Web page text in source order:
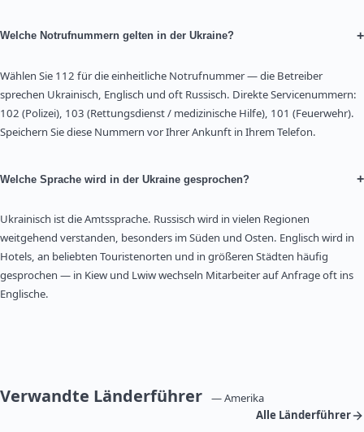
Welche Notrufnummern gelten in der Ukraine? +
Wählen Sie 112 für die einheitliche Notrufnummer — die Betreiber
sprechen Ukrainisch, Englisch und oft Russisch. Direkte Servicenummern:
102 (Polizei), 103 (Rettungsdienst / medizinische Hilfe), 101 (Feuerwehr).
Speichern Sie diese Nummern vor Ihrer Ankunft in Ihrem Telefon.
Welche Sprache wird in der Ukraine gesprochen? +
Ukrainisch ist die Amtssprache. Russisch wird in vielen Regionen
weitgehend verstanden, besonders im Süden und Osten. Englisch wird in
Hotels, an beliebten Touristenorten und in größeren Städten häufig
gesprochen — in Kiew und Lwiw wechseln Mitarbeiter auf Anfrage oft ins
Englische.
Verwandte Länderführer
— Amerika
Alle Länderführer